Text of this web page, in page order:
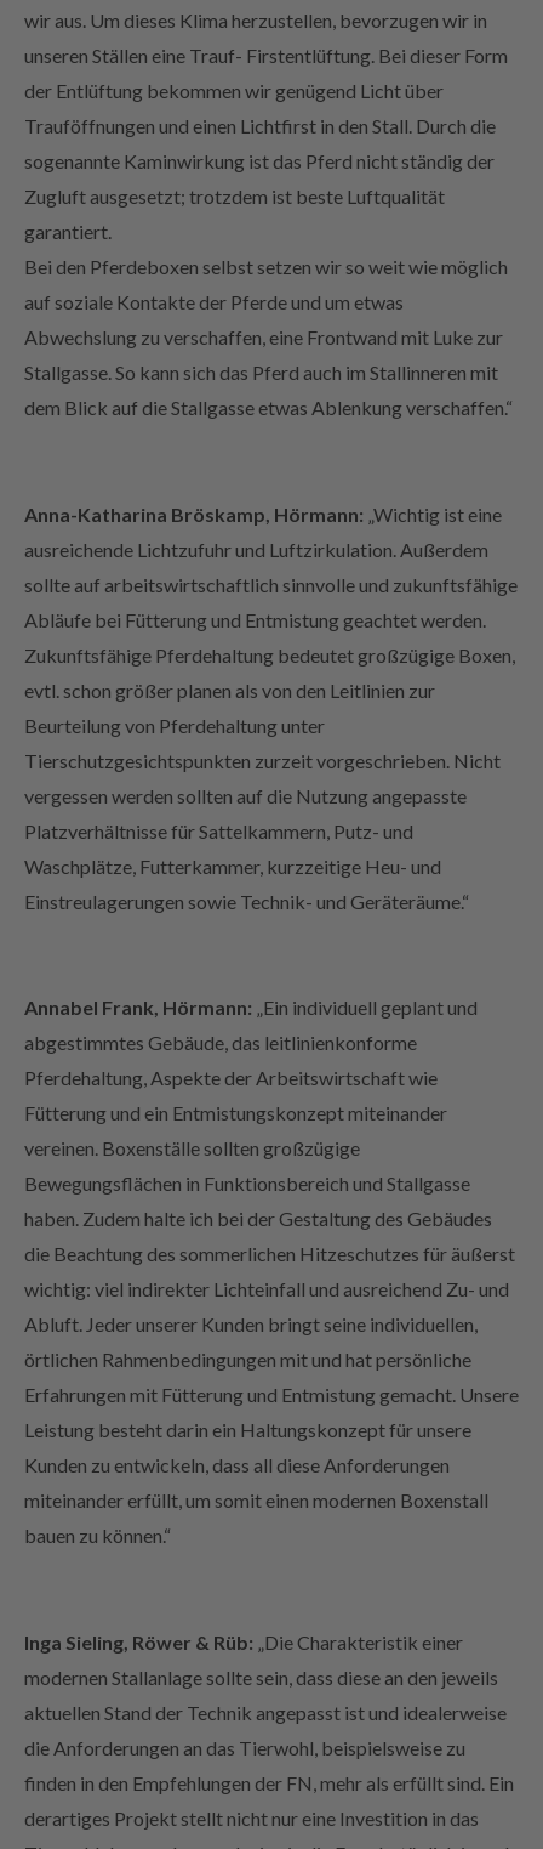
unseren Ställen eine Trauf- Firstentlüftung. Bei dieser Form
der Entlüftung bekommen wir genügend Licht über
Trauföffnungen und einen Lichtfirst in den Stall. Durch die
sogenannte Kaminwirkung ist das Pferd nicht ständig der
Zugluft ausgesetzt; trotzdem ist beste Luftqualität
garantiert.
Bei den Pferdeboxen selbst setzen wir so weit wie möglich
auf soziale Kontakte der Pferde und um etwas
Abwechslung zu verschaffen, eine Frontwand mit Luke zur
Stallgasse. So kann sich das Pferd auch im Stallinneren mit
dem Blick auf die Stallgasse etwas Ablenkung verschaffen.“
ausreichende Lichtzufuhr und Luftzirkulation. Außerdem
sollte auf arbeitswirtschaftlich sinnvolle und zukunftsfähige
Abläufe bei Fütterung und Entmistung geachtet werden.
Zukunftsfähige Pferdehaltung bedeutet großzügige Boxen,
evtl. schon größer planen als von den Leitlinien zur
Beurteilung von Pferdehaltung unter
Tierschutzgesichtspunkten zurzeit vorgeschrieben. Nicht
vergessen werden sollten auf die Nutzung angepasste
Platzverhältnisse für Sattelkammern, Putz- und
Waschplätze, Futterkammer, kurzzeitige Heu- und
Einstreulagerungen sowie Technik- und Geräteräume.“
abgestimmtes Gebäude, das leitlinienkonforme
Pferdehaltung, Aspekte der Arbeitswirtschaft wie
Fütterung und ein Entmistungskonzept miteinander
vereinen. Boxenställe sollten großzügige
Bewegungsflächen in Funktionsbereich und Stallgasse
haben. Zudem halte ich bei der Gestaltung des Gebäudes
die Beachtung des sommerlichen Hitzeschutzes für äußerst
wichtig: viel indirekter Lichteinfall und ausreichend Zu- und
Abluft. Jeder unserer Kunden bringt seine individuellen,
örtlichen Rahmenbedingungen mit und hat persönliche
Erfahrungen mit Fütterung und Entmistung gemacht. Unsere
Leistung besteht darin ein Haltungskonzept für unsere
Kunden zu entwickeln, dass all diese Anforderungen
miteinander erfüllt, um somit einen modernen Boxenstall
bauen zu können.“
modernen Stallanlage sollte sein, dass diese an den jeweils
aktuellen Stand der Technik angepasst ist und idealerweise
die Anforderungen an das Tierwohl, beispielsweise zu
finden in den Empfehlungen der FN, mehr als erfüllt sind. Ein
derartiges Projekt stellt nicht nur eine Investition in das
Tierwohl dar, sondern auch eine in die Freude, täglich in und